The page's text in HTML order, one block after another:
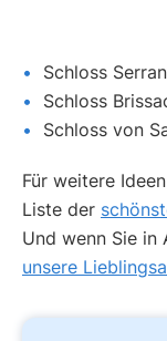
Schloss
Schloss
Schloss von
Für weitere
Liste der
Und wenn Sie in
unsere